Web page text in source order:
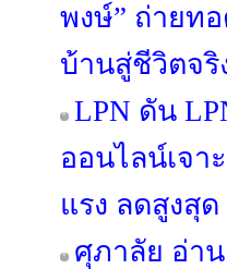
พงษ์” ถ่ายทอ
บ้านสู่ชีวิตจริ
LPN ดัน
ออนไลน์เจา
แรง ลดสูงสุด
ศุภาลัย อ่าน